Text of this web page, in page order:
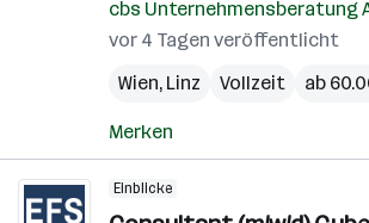
cbs Unternehmensberatung
vor 4 Tagen veröffentlicht
Wien, Linz Vollzeit ab
Merken
Einblicke